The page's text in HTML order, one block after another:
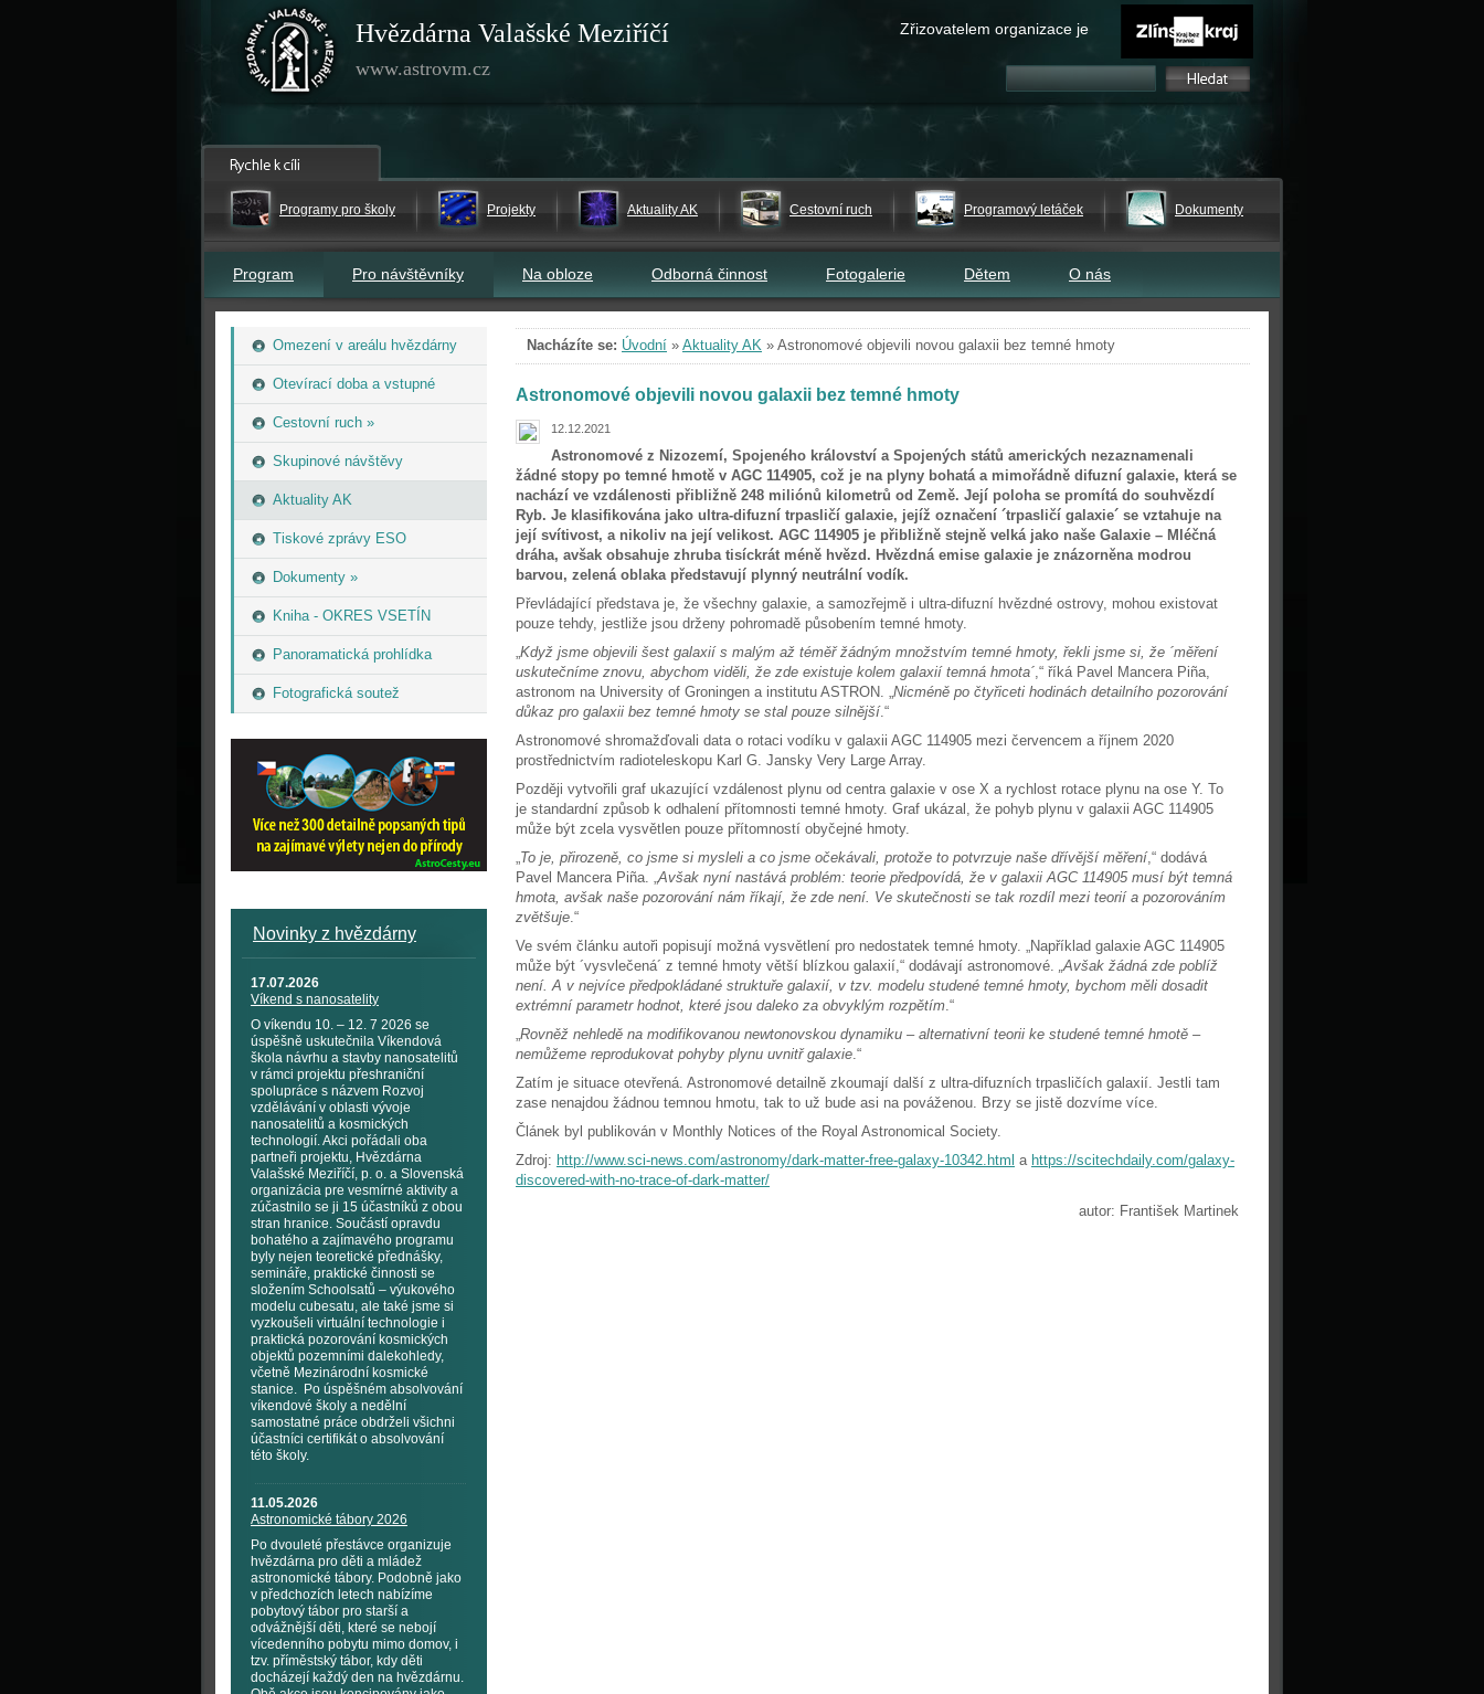
Hvězdárna Valašské Meziříčí
www.astrovm.cz
Zřizovatelem organizace je
Programy pro školy Projekty Aktuality AK Cestovní ruch Programový letáček Dokumenty
Program Pro návštěvníky Na obloze Odborná činnost Fotogalerie Dětem O nás
Omezení v areálu hvězdárny
Otevírací doba a vstupné
Cestovní ruch »
Skupinové návštěvy
Aktuality AK
Tiskové zprávy ESO
Dokumenty »
Kniha - OKRES VSETÍN
Panoramatická prohlídka
Fotografická soutež
Novinky z hvězdárny
17.07.2026
Víkend s nanosatelity
O víkendu 10. – 12. 7 2026 se
úspěšně uskutečnila Víkendová
škola návrhu a stavby nanosatelitů
v rámci projektu přeshraniční
spolupráce s názvem Rozvoj
vzdělávání v oblasti vývoje
nanosatelitů a kosmických
technologií. Akci pořádali oba
partneři projektu, Hvězdárna
Valašské Meziříčí, p. o. a Slovenská
organizácia pre vesmírné aktivity a
zúčastnilo se ji 15 účastníků z obou
stran hranice. Součástí opravdu
bohatého a zajímavého programu
byly nejen teoretické přednášky,
semináře, praktické činnosti se
složením Schoolsatů – výukového
modelu cubesatu, ale také jsme si
vyzkoušeli virtuální technologie i
praktická pozorování kosmických
objektů pozemními dalekohledy,
včetně Mezinárodní kosmické
stanice. Po úspěšném absolvování
víkendové školy a nedělní
samostatné práce obdrželi všichni
účastníci certifikát o absolvování
této školy.
11.05.2026
Astronomické tábory 2026
Po dvouleté přestávce organizuje
hvězdárna pro děti a mládež
astronomické tábory. Podobně jako
v předchozích letech nabízíme
pobytový tábor pro starší a
odvážnější děti, které se nebojí
vícedenního pobytu mimo domov, i
tzv. příměstský tábor, kdy děti
docházejí každý den na hvězdárnu.
Nacházíte se: Úvodní » Aktuality AK » Astronomové objevili novou galaxii bez temné hmoty
Astronomové objevili novou galaxii bez temné hmoty
12.12.2021
Astronomové z Nizozemí, Spojeného království a Spojených států amerických nezaznamenali
žádné stopy po temné hmotě v AGC 114905, což je na plyny bohatá a mimořádně difuzní galaxie, která se
nachází ve vzdálenosti přibližně 248 miliónů kilometrů od Země. Její poloha se promítá do souhvězdí
Ryb. Je klasifikována jako ultra-difuzní trpasličí galaxie, jejíž označení ´trpasličí galaxie´ se vztahuje na
její svítivost, a nikoliv na její velikost. AGC 114905 je přibližně stejně velká jako naše Galaxie – Mléčná
dráha, avšak obsahuje zhruba tisíckrát méně hvězd. Hvězdná emise galaxie je znázorněna modrou
barvou, zelená oblaka představují plynný neutrální vodík.
Převládající představa je, že všechny galaxie, a samozřejmě i ultra-difuzní hvězdné ostrovy, mohou existovat
pouze tehdy, jestliže jsou drženy pohromadě působením temné hmoty.
„Když jsme objevili šest galaxií s malým až téměř žádným množstvím temné hmoty, řekli jsme si, že ´měření
uskutečníme znovu, abychom viděli, že zde existuje kolem galaxií temná hmota´,“ říká Pavel Mancera Piña,
astronom na University of Groningen a institutu ASTRON. „Nicméně po čtyřiceti hodinách detailního pozorování
důkaz pro galaxii bez temné hmoty se stal pouze silnější.“
Astronomové shromažďovali data o rotaci vodíku v galaxii AGC 114905 mezi červencem a říjnem 2020
prostřednictvím radioteleskopu Karl G. Jansky Very Large Array.
Později vytvořili graf ukazující vzdálenost plynu od centra galaxie v ose X a rychlost rotace plynu na ose Y. To
je standardní způsob k odhalení přítomnosti temné hmoty. Graf ukázal, že pohyb plynu v galaxii AGC 114905
může být zcela vysvětlen pouze přítomností obyčejné hmoty.
„To je, přirozeně, co jsme si mysleli a co jsme očekávali, protože to potvrzuje naše dřívější měření,“ dodává
Pavel Mancera Piña. „Avšak nyní nastává problém: teorie předpovídá, že v galaxii AGC 114905 musí být temná
hmota, avšak naše pozorování nám říkají, že zde není. Ve skutečnosti se tak rozdíl mezi teorií a pozorováním
zvětšuje.“
Ve svém článku autoři popisují možná vysvětlení pro nedostatek temné hmoty. „Například galaxie AGC 114905
může být ´vysvlečená´ z temné hmoty větší blízkou galaxií,“ dodávají astronomové. „Avšak žádná zde poblíž
není. A v nejvíce předpokládané struktuře galaxií, v tzv. modelu studené temné hmoty, bychom měli dosadit
extrémní parametr hodnot, které jsou daleko za obvyklým rozpětím.“
„Rovněž nehledě na modifikovanou newtonovskou dynamiku – alternativní teorii ke studené temné hmotě –
nemůžeme reprodukovat pohyby plynu uvnitř galaxie.“
Zatím je situace otevřená. Astronomové detailně zkoumají další z ultra-difuzních trpasličích galaxií. Jestli tam
zase nenajdou žádnou temnou hmotu, tak to už bude asi na pováženou. Brzy se jistě dozvíme více.
Článek byl publikován v Monthly Notices of the Royal Astronomical Society.
Zdroj: http://www.sci-news.com/astronomy/dark-matter-free-galaxy-10342.html a https://scitechdaily.com/galaxy-
discovered-with-no-trace-of-dark-matter/
autor: František Martinek